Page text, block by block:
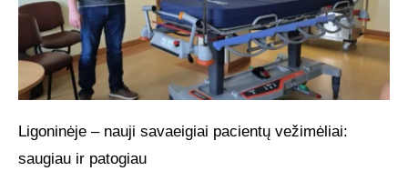
Ligoninėje – nauji savaeigiai pacientų vežimėliai:
saugiau ir patogiau